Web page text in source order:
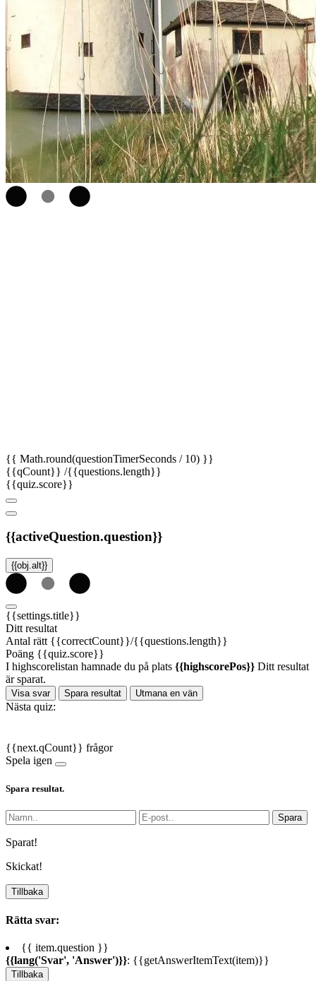
{{ Math.round(questionTimerSeconds / 10) }}
{{qCount}} /{{questions.length}}
{{quiz.score}}
{{activeQuestion.question}}
{{obj.alt}}
{{settings.title}}
Ditt resultat
Antal rätt {{correctCount}}/{{questions.length}}
Poäng {{quiz.score}}
I highscorelistan hamnade du på plats {{highscorePos}} Ditt resultat
är sparat.
Visa svar Spara resultat Utmana en vän
Nästa quiz:
{{next.qCount}} frågor
Spela igen
Spara resultat.
Spara
Sparat!
Skickat!
Tillbaka
Rätta svar:
{{ item.question }}
{{lang('Svar', 'Answer')}}: {{getAnswerItemText(item)}}
Tillbaka